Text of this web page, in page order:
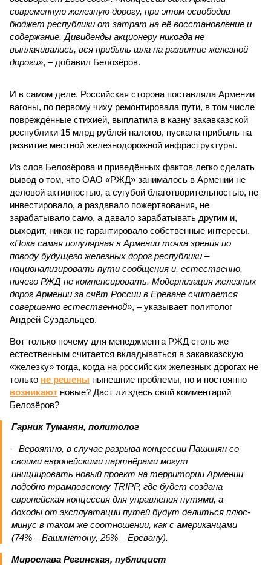
современную железную дорогу, при этом освободив
бюджет республики от затрат на её восстановление и
содержание. Дивиденды акционеру никогда не
выплачивались, вся прибыль шла на развитие железной
дороги», – добавил Белозёров.
И в самом деле. Российская сторона поставляла Армении
вагоны, по первому чиху ремонтировала пути, в том числе
повреждённые стихией, выплатила в казну закавказской
республики 15 млрд рублей налогов, пускала прибыль на
развитие местной железнодорожной инфраструктуры.
Из слов Белозёрова и приведённых фактов легко сделать
вывод о том, что ОАО «РЖД» занималось в Армении не
деловой активностью, а сугубой благотворительностью, не
инвестировало, а раздавало пожертвования, не
зарабатывало само, а давало зарабатывать другим и,
выходит, никак не гарантировало собственные интересы.
«Пока самая популярная в Армении точка зрения по
поводу будущего железных дорог рес­публики –
национализировать пути сообщения и, естественно,
ничего РЖД не компенсировать. Модернизация железных
дорог Армении за счёт России в Ереване считается
совершенно естественной», – указывает политолог
Андрей Суздальцев.
Вот только почему для менеджмента РЖД столь же
естественным считается вкладываться в закавказскую
«железку» тогда, когда на российских железных дорогах не
только не решены нынешние проблемы, но и постоянно
возникают новые? Даст ли здесь свой комментарий
Белозёров?
Гарник Туманян, политолог
– Вероятно, в случае разрыва концессии Пашинян со
своими европейскими партнёрами могут
инициировать новый проект на территории Армении
подобно трамповскому TRIPP, где будет создана
европейская концессия для управления путями, а
доходы от эксплуатации путей будут делиться плюс-
минус в таком же соотношении, как с американцами
(74% – Вашингтону, 26% – Еревану).
Мирослава Регинская, публицист